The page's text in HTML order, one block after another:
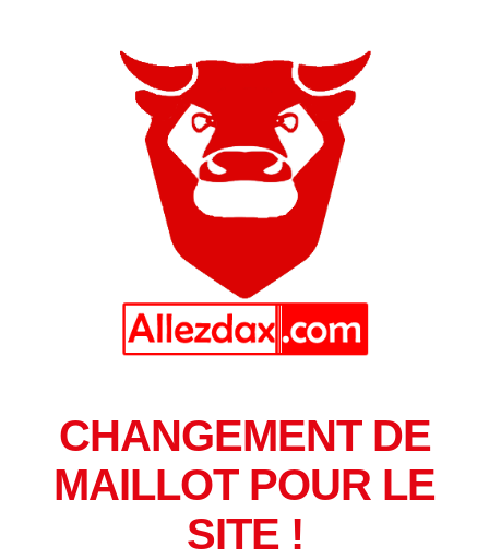
CHANGEMENT DE
MAILLOT POUR LE
SITE !